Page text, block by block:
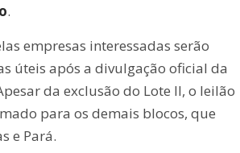
.
empresas interessadas serão
úteis após a divulgação oficial da
da exclusão do Lote II, o leilão
para os demais blocos, que
e Pará.